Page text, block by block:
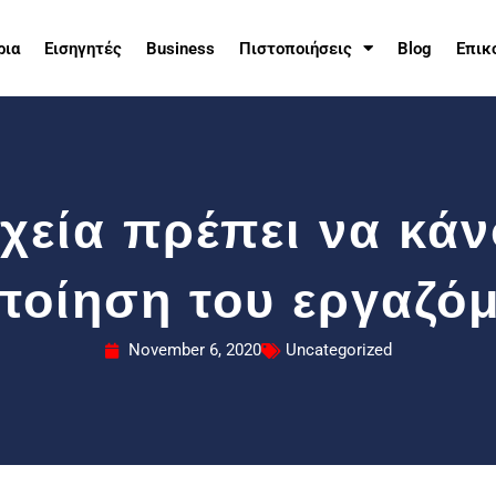
Εισηγητές Business Πιστοποιήσεις Blog
πρέπει να
του
November 6, 2020 Uncategorized